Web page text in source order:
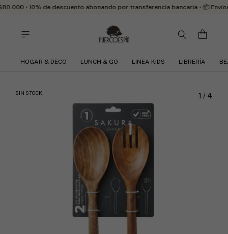
• 10% de descuento abonando por transferencia bancaria • 📦
HOGAR & DECO LUNCH & GO LINEA KIDS LIBRERÍA
SIN STOCK 1 / 4